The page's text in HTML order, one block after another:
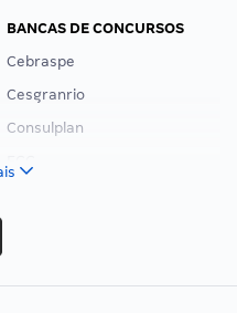
BANCAS DE CONCURSOS
Cebraspe
Cesgranrio
Consulplan